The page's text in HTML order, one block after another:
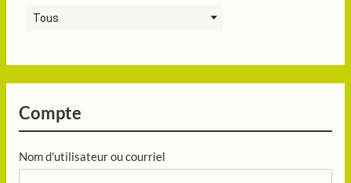
Tous
Compte
Nom d'utilisateur ou courriel